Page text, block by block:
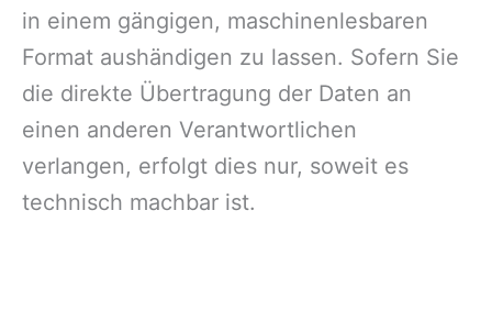
in einem gängigen, maschinenlesbaren
Format aushändigen zu lassen. Sofern Sie
die direkte Übertragung der Daten an
einen anderen Verantwortlichen
verlangen, erfolgt dies nur, soweit es
technisch machbar ist.